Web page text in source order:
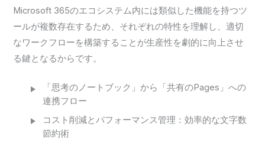
Microsoft 365のエコシステム内には類似した機能を持つツ
ールが複数存在するため、それぞれの特性を理解し、適切
なワークフローを構築することが生産性を劇的に向上させ
る鍵となるからです。
「思考のノートブック」から「共有のPages」への
連携フロー
コスト削減とパフォーマンス管理：効率的な文字数
節約術